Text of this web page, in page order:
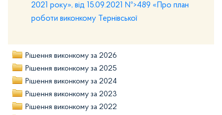
2021 року», від 15.09.2021 №>489 «Про план
роботи виконкому Тернівської
Рішення виконкому за 2026
Рішення виконкому за 2025
Рішення виконкому за 2024
Рішення виконкому за 2023
Рішення виконкому за 2022